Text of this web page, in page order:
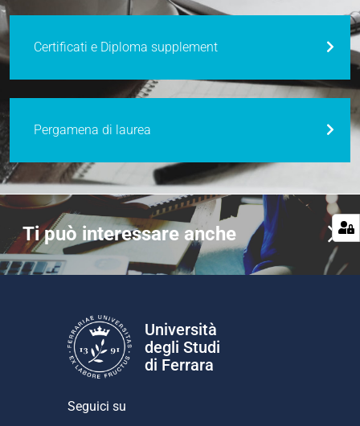
Certificati e Diploma supplement
Pergamena di laurea
Ti può interessare anche
Università
degli Studi
di Ferrara
Seguici su